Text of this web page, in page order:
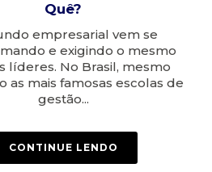
Quê?
empresarial vem se
e exigindo o mesmo
líderes. No Brasil, mesmo
as mais famosas escolas de
gestão...
CONTINUE LENDO